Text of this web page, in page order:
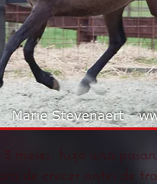
meses: hizo una
de crecer antes de